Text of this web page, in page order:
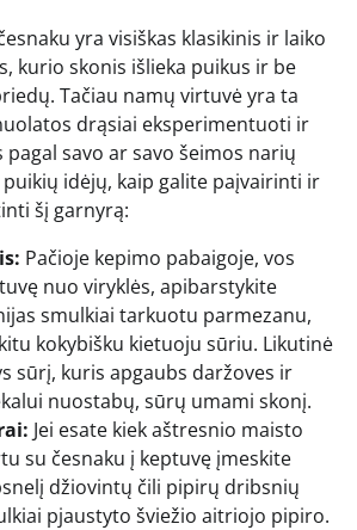
yra visiškas klasikinis ir laiko
kurio skonis išlieka puikus ir be
Tačiau namų virtuvė yra ta
drąsiai eksperimentuoti ir
savo ar savo šeimos narių
puikių idėjų, kaip galite paįvairinti ir
šį garnyrą:
Pačioje kepimo pabaigoje, vos
nuo viryklės, apibarstykite
smulkiai tarkuotu parmezanu,
kokybišku kietuoju sūriu. Likutinė
sūrį, kuris apgaubs daržoves ir
nuostabų, sūrų umami skonį.
Jei esate kiek aštresnio maisto
su česnaku į keptuvę įmeskite
džiovintų čili pipirų dribsnių
pjaustyto šviežio aitriojo pipiro.